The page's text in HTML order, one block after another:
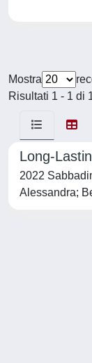
Mostra
Risultati 1 - 1 di
Long-
2022
Alessandra;